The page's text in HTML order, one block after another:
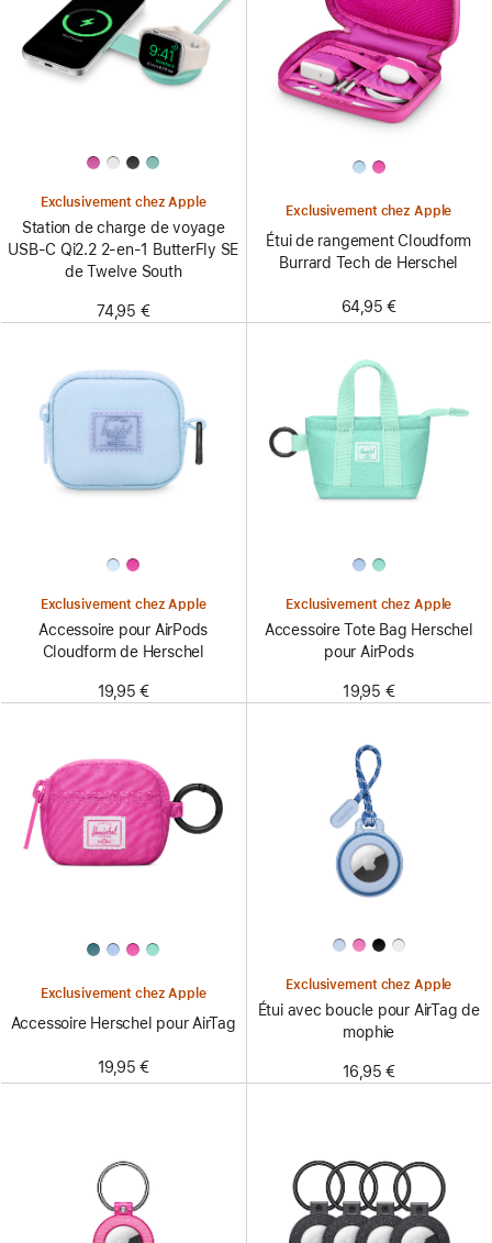
Exclusivement chez Apple
Station de charge de voyage
USB‑C Qi2.2 2-en-1 ButterFly SE
de Twelve South
74,95 €
Exclusivement chez Apple
Étui de rangement Cloudform
Burrard Tech de Herschel
64,95 €
Exclusivement chez Apple
Accessoire pour AirPods
Cloudform de Herschel
19,95 €
Exclusivement chez Apple
Accessoire Tote Bag Herschel
pour AirPods
19,95 €
Exclusivement chez Apple
Accessoire Herschel pour AirTag
19,95 €
Exclusivement chez Apple
Étui avec boucle pour AirTag de
mophie
16,95 €